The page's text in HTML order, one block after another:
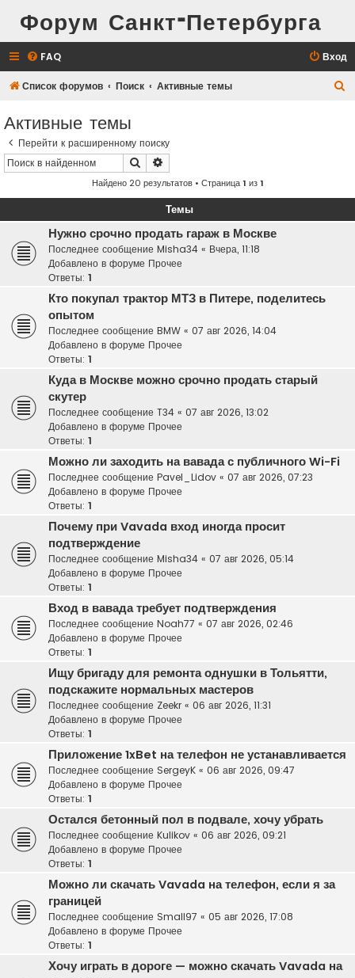
Форум Санкт-Петербурга
FAQ Вход
Список форумов Поиск Активные темы
Активные темы
Перейти к расширенному поиску
Поиск
Найдено 20 результатов • Страница1 из1
Темы
Нужно срочно продать гараж в Москве
Последнее сообщение Misha34 « Вчера, 11:18
Добавлено в форуме Прочее
Ответы: 1
Кто покупал трактор МТЗ в Питере, поделитесь
опытом
Последнее сообщение BMW « 07 авг 2026, 14:04
Добавлено в форуме Прочее
Ответы: 1
Куда в Москве можно срочно продать старый
скутер
Последнее сообщение T34 « 07 авг 2026, 13:02
Добавлено в форуме Прочее
Ответы: 1
Можно ли заходить на вавада с публичного Wi-Fi
Последнее сообщение Pavel_Lidov « 07 авг 2026, 07:23
Добавлено в форуме Прочее
Ответы: 1
Почему при Vavada вход иногда просит
подтверждение
Последнее сообщение Misha34 « 07 авг 2026, 05:14
Добавлено в форуме Прочее
Ответы: 1
Вход в вавада требует подтверждения
Последнее сообщение Noah77 « 07 авг 2026, 02:46
Добавлено в форуме Прочее
Ответы: 1
Ищу бригаду для ремонта однушки в Тольятти,
подскажите нормальных мастеров
Последнее сообщение Zeekr « 06 авг 2026, 11:31
Добавлено в форуме Прочее
Ответы: 1
Приложение 1xBet на телефон не устанавливается
Последнее сообщение SergeyK « 06 авг 2026, 09:47
Добавлено в форуме Прочее
Ответы: 1
Остался бетонный пол в подвале, хочу убрать
Последнее сообщение Kulikov « 06 авг 2026, 09:21
Добавлено в форуме Прочее
Ответы: 1
Можно ли скачать Vavada на телефон, если я за
границей
Последнее сообщение Small97 « 05 авг 2026, 17:08
Добавлено в форуме Прочее
Ответы: 1
Хочу играть в дороге — можно скачать Vavada на